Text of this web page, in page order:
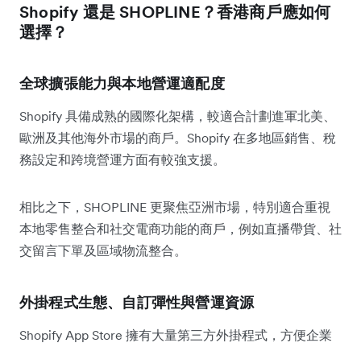
Shopify 還是 SHOPLINE？香港商戶應如何
選擇？
全球擴張能力與本地營運適配度
Shopify 具備成熟的國際化架構，較適合計劃進軍北美、
歐洲及其他海外市場的商戶。Shopify 在多地區銷售、稅
務設定和跨境營運方面有較強支援。
相比之下，SHOPLINE 更聚焦亞洲市場，特別適合重視
本地零售整合和社交電商功能的商戶，例如直播帶貨、社
交留言下單及區域物流整合。
外掛程式生態、自訂彈性與營運資源
Shopify App Store 擁有大量第三方外掛程式，方便企業